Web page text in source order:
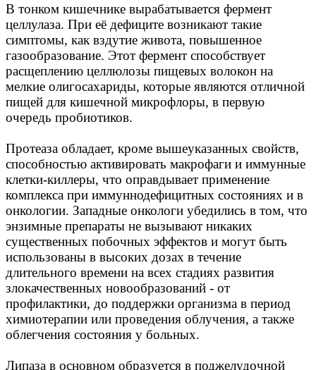
В тонком кишечнике вырабатывается фермент
целлулаза. При её дефиците возникают такие
симптомы, как вздутие живота, повышенное
газообразование. Этот фермент способствует
расщеплению целлюлозы пищевых волокон на
мелкие олигосахариды, которые являются отличной
пищей для кишечной микрофлоры, в первую
очередь пробиотиков.
Протеаза обладает, кроме вышеуказанных свойств,
способностью активировать макрофаги и иммунные
клетки-киллеры, что оправдывает применение
комплекса при иммуннодефицитных состояниях и в
онкологии. Западные онкологи убедились в том, что
энзимные препараты не вызывают никаких
существенных побочных эффектов и могут быть
использованы в высоких дозах в течение
длительного времени на всех стадиях развития
злокачественных новообразований - от
профилактики, до поддержки организма в период
химиотерапии или проведения облучения, а также
облегчения состояния у больных.
Липаза в основном образуется в поджелудочной